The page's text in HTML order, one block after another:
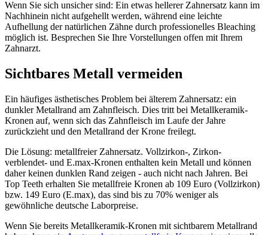
Wenn Sie sich unsicher sind: Ein etwas hellerer Zahnersatz kann im
Nachhinein nicht aufgehellt werden, während eine leichte
Aufhellung der natürlichen Zähne durch professionelles Bleaching
möglich ist. Besprechen Sie Ihre Vorstellungen offen mit Ihrem
Zahnarzt.
Sichtbares Metall vermeiden
Ein häufiges ästhetisches Problem bei älterem Zahnersatz: ein
dunkler Metallrand am Zahnfleisch. Dies tritt bei Metallkeramik-
Kronen auf, wenn sich das Zahnfleisch im Laufe der Jahre
zurückzieht und den Metallrand der Krone freilegt.
Die Lösung: metallfreier Zahnersatz. Vollzirkon-, Zirkon-
verblendet- und E.max-Kronen enthalten kein Metall und können
daher keinen dunklen Rand zeigen - auch nicht nach Jahren. Bei
Top Teeth erhalten Sie metallfreie Kronen ab 109 Euro (Vollzirkon)
bzw. 149 Euro (E.max), das sind bis zu 70% weniger als
gewöhnliche deutsche Laborpreise.
Wenn Sie bereits Metallkeramik-Kronen mit sichtbarem Metallrand